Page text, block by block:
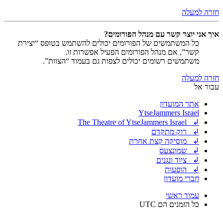
חזרה למעלה
איך אני יוצר קשר עם מנהל הפורומים?
כל המשתמשים של הפורומים יכולים להשתמש בטופס “יצירת
קשר”, אם מנהל הפורומים הפעיל אפשרות זו.
משתמשים רשומים יכולים לצפות גם בעמוד “הצוות”.
חזרה למעלה
עבור אל
אתר המועדון
YtseJammers Israel
↲ The Theatre of YtseJammers Israel
↲ רוק מתקדם
↲ מוסיקה קצת אחרת
↲ שמונצעס
↲ ציוד ונגנים
↲ הופעות
חברי מועדון
עמוד ראשי
כל הזמנים הם UTC